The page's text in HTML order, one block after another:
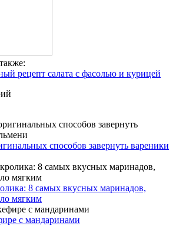
рецепт салата с фасолью и курицей
способов завернуть вареники
8 самых вкусных маринадов,
мягким
с мандаринами